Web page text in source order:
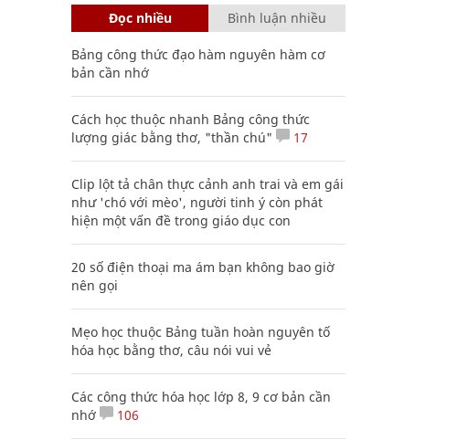
Đọc nhiều Bình luận nhiều
Bảng công thức đạo hàm nguyên hàm cơ
bản cần nhớ
Cách học thuộc nhanh Bảng công thức
lượng giác bằng thơ, "thần chú"
17
Clip lột tả chân thực cảnh anh trai và em gái
như 'chó với mèo', người tinh ý còn phát
hiện một vấn đề trong giáo dục con
20 số điện thoại ma ám bạn không bao giờ
nên gọi
Mẹo học thuộc Bảng tuần hoàn nguyên tố
hóa học bằng thơ, câu nói vui vẻ
Các công thức hóa học lớp 8, 9 cơ bản cần
nhớ
106